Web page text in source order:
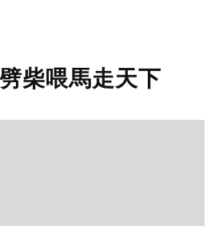
柴喂馬走天下